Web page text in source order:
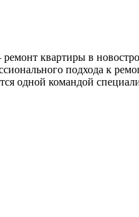
квартиры в
подхода к
одной командой